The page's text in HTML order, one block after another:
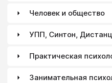
Человек и общество
УПП, Синтон,
Практическая
Занимательная